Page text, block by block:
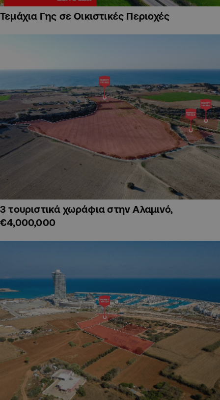
Τεμάχια Γης σε Οικιστικές Περιοχές
3 τουριστικά χωράφια στην Αλαμινό,
€4,000,000